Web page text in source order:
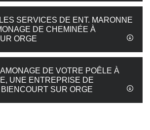
SERVICES DE ENT. MARONNE
DE CHEMINÉE À
ORGE
DE VOTRE POÊLE À
UNE ENTREPRISE DE
SUR ORGE